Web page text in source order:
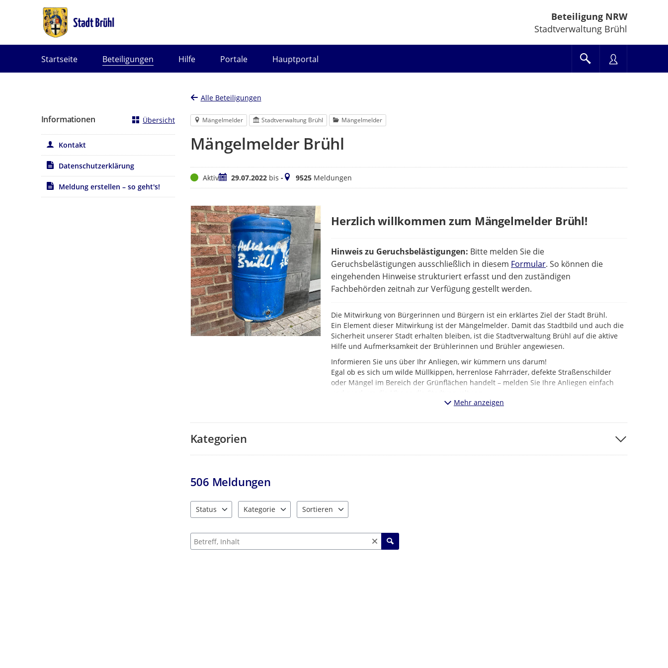
Beteiligung NRW
Stadtverwaltung Brühl
Startseite Beteiligungen Hilfe Portale Hauptportal
Alle Beteiligungen
Mängelmelder Stadtverwaltung Brühl Mängelmelder
Mängelmelder Brühl
StatusAktivZeitraum
29.07.2022bis -Meldungen
9525Meldungen
Herzlich willkommen zum Mängelmelder Brühl!
Hinweis zu Geruchsbelästigungen: Bitte melden Sie die
Geruchsbelästigungen ausschließlich in diesem Formular. So können die
eingehenden Hinweise strukturiert erfasst und den zuständigen
Fachbehörden zeitnah zur Verfügung gestellt werden.
Die Mitwirkung von Bürgerinnen und Bürgern ist ein erklärtes Ziel der Stadt Brühl.
Ein Element dieser Mitwirkung ist der Mängelmelder. Damit das Stadtbild und auch die
Sicherheit unserer Stadt erhalten bleiben, ist die Stadtverwaltung Brühl auf die aktive
Hilfe und Aufmerksamkeit der Brühlerinnen und Brühler angewiesen.
Informieren Sie uns über Ihr Anliegen, wir kümmern uns darum!
Egal ob es sich um wilde Müllkippen, herrenlose Fahrräder, defekte Straßenschilder
oder Mängel im Bereich der Grünflächen handelt – melden Sie Ihre Anliegen einfach
Mehr anzeigen
Kategorien
506 Meldungen
Status
Kategorie
Sortieren
Suche nach Meldungen und Kommentaren
Informationen Übersicht
Kontakt
Datenschutzerklärung
Meldung erstellen – so geht's!